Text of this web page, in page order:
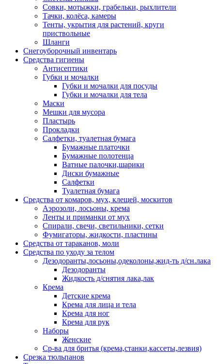
Совки, мотыжки, грабельки, рыхлители
Тачки, колёса, камеры
Тенты, укрытия для растений, круги
приствольные
Шланги
Снегоуборочный инвентарь
Средства гигиены
Антисептики
Губки и мочалки
Губки и мочалки для посуды
Губки и мочалки для тела
Маски
Мешки для мусора
Пластырь
Прокладки
Салфетки, туалетная бумага
Бумажные платочки
Бумажные полотенца
Ватные палочки,шарики
Диски бумажные
Салфетки
Туалетная бумага
Средства от комаров, мух, клещей, москитов
Аэрозоли, лосьоны, крема
Ленты и приманки от мух
Спирали, свечи, светильники, сетки
Фумигаторы, жидкости, пластины
Средства от тараканов, моли
Средства по уходу за телом
Дезодоранты,лосьоны,одеколоны,жид-ть д/сн.лака
Дезодоранты
Жидкость д/снятия лака,лак
Крема
Детские крема
Крема для лица и тела
Крема для ног
Крема для рук
Наборы
Женские
Ср-ва для бритья (крема,станки,кассеты,лезвия)
Срезка тюльпанов